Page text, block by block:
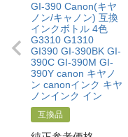
GI-390 Canon(キヤ
ノン/キャノン) 互換
インクボトル 4色
G3310 G1310
GI390 GI-390BK GI-
390C GI-390M GI-
390Y canon キヤノ
ン canonインク キヤ
ノンインク イン
互換品